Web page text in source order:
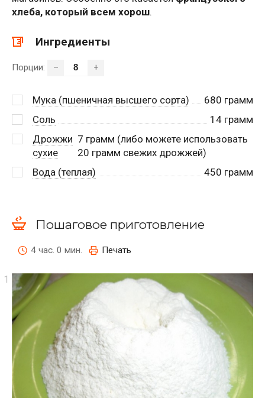
хлеба, который всем хорош.
Ингредиенты
Порции: – +
Мука (пшеничная высшего сорта) 680 грамм
Соль
14 грамм
Дрожжи
сухие
7 грамм (либо можете использовать
20 грамм свежих дрожжей)
Вода (теплая)
450 грамм
Пошаговое приготовление
4 час. 0 мин. Печать